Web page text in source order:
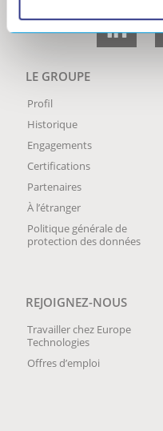
LE GROUPE
Profil
Historique
Engagements
Certifications
Partenaires
À l’étranger
Politique générale de
protection des données
REJOIGNEZ-NOUS
Travailler chez Europe
Technologies
Offres d’emploi